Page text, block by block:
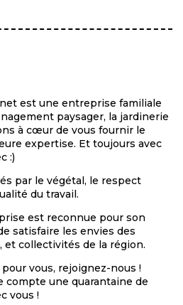
est une entreprise familiale
paysager, la jardinerie
à cœur de vous fournir le
expertise. Et toujours avec
:)
par le végétal, le respect
du travail.
est reconnue pour son
satisfaire les envies des
collectivités de la région.
vous, rejoignez-nous !
compte une quarantaine de
vous !